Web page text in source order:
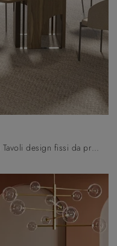
Clicca e scopri un ricco catalogo di Tavoli design fissi da pranzo! Il modello Nexus di Pizzolato ti aspetta.